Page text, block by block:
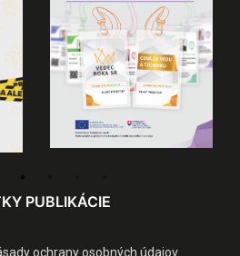
PUBLIKÁCIE
ochrany osobných údajov